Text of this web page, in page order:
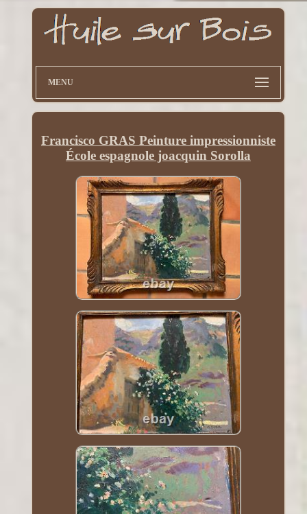
MENU
Francisco GRAS Peinture impressionniste
École espagnole joacquin Sorolla